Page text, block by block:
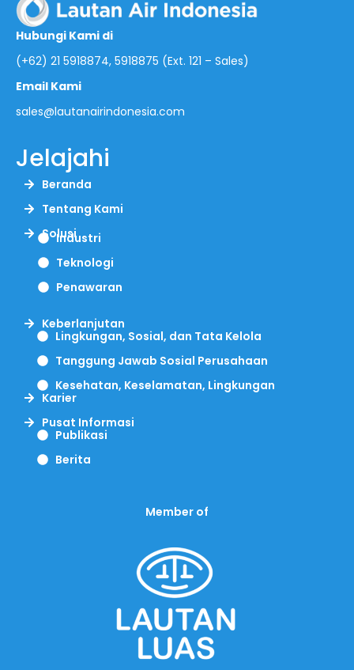
Hubungi Kami di
(+62) 21 5918874, 5918875 (Ext. 121 – Sales)
Email Kami
sales@lautanairindonesia.com
Jelajahi
Beranda
Tentang Kami
Solusi
Industri
Teknologi
Penawaran
Keberlanjutan
Lingkungan, Sosial, dan Tata Kelola
Tanggung Jawab Sosial Perusahaan
Kesehatan, Keselamatan, Lingkungan
Karier
Pusat Informasi
Publikasi
Berita
Member of